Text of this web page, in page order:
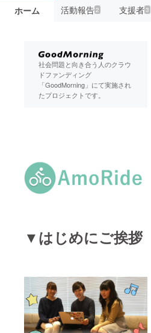
ホーム 活動報告2 支援者3
社会問題と向き合う人のクラウ
ドファンディング
「GoodMorning」にて実施され
たプロジェクトです。
▼はじめにご挨拶